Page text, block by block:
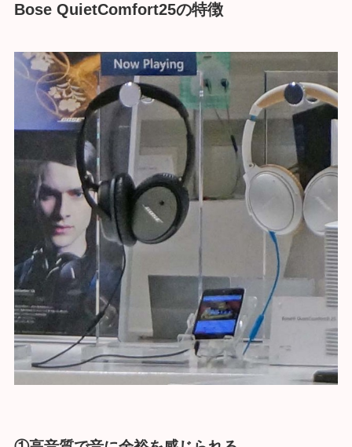
Bose QuietComfort25の特徴